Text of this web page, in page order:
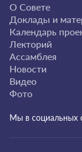
О Совете
Доклады и
Календарь
Лекторий
Ассамблея
Новости
Видео
Фото
Мы в социальных